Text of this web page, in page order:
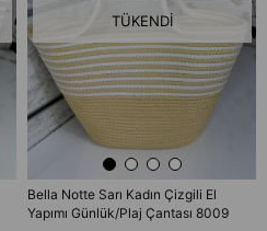
TÜKENDI
Bella Notte Sarı Kadın Çizgili El
Yapımı Günlük/Plaj Çantası 8009